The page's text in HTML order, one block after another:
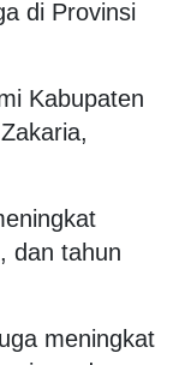
di Provinsi
Kabupaten
dan tahun
meningkat